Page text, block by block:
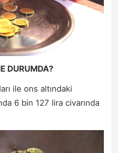
DURUMDA?
ile ons altındaki
6 bin 127 lira civarında